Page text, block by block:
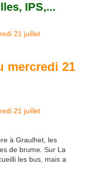
IPS,...
mercredi 21
à Graulhet, les
de brume. Sur La
les bus, mais a